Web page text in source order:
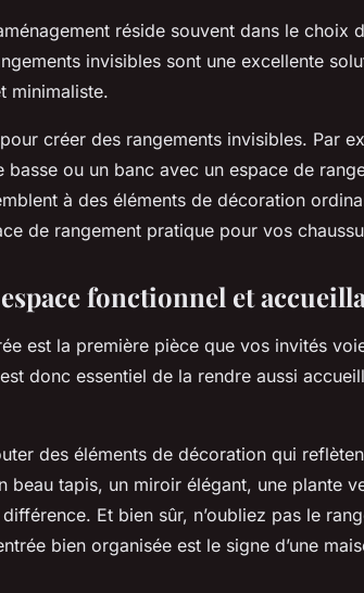
réside souvent dans le choix
invisibles sont une excellente
minimaliste.
créer des rangements invisibles. Par
ou un banc avec un espace de
à des éléments de décoration
de rangement pratique pour vos
fonctionnel et
est la première pièce que vos invités
donc essentiel de la rendre aussi
des éléments de décoration qui
beau tapis, un miroir élégant, une plante
Et bien sûr, n’oubliez pas le
bien organisée est le signe d’une